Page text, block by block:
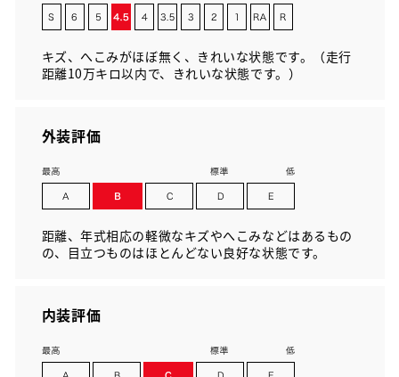
キズ、へこみがほぼ無く、きれいな状態です。（走行
距離10万キロ以内で、きれいな状態です。）
外装評価
距離、年式相応の軽微なキズやへこみなどはあるもの
の、目立つものはほとんどない良好な状態です。
内装評価